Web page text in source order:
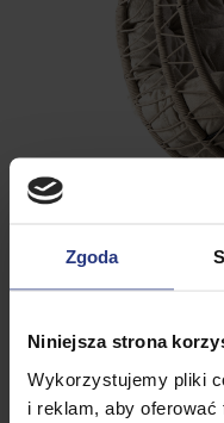
Zgoda
Niniejsza strona
Wykorzystujemy pliki
i reklam, aby oferować